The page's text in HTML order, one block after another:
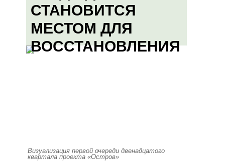
СТАНОВИТСЯ
МЕСТОМ ДЛЯ
ВОССТАНОВЛЕНИЯ
Визуализация первой очереди двенадцатого
квартала проекта «Остров»